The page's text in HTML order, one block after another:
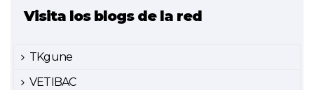
Visita los blogs de la red
TKgune
VETIBAC